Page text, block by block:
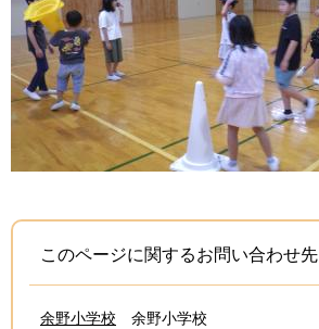
このページに関するお問い合わせ先
余野小学校
余野小学校